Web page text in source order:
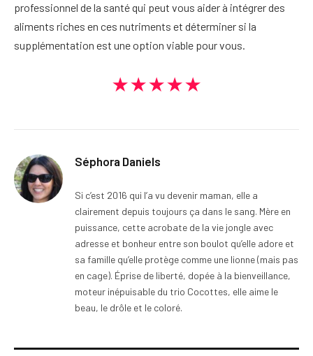
professionnel de la santé qui peut vous aider à intégrer des
aliments riches en ces nutriments et déterminer si la
supplémentation est une option viable pour vous.
★★★★★
Séphora Daniels
Si c’est 2016 qui l’a vu devenir maman, elle a
clairement depuis toujours ça dans le sang. Mère en
puissance, cette acrobate de la vie jongle avec
adresse et bonheur entre son boulot qu’elle adore et
sa famille qu’elle protège comme une lionne (mais pas
en cage). Éprise de liberté, dopée à la bienveillance,
moteur inépuisable du trio Cocottes, elle aime le
beau, le drôle et le coloré.